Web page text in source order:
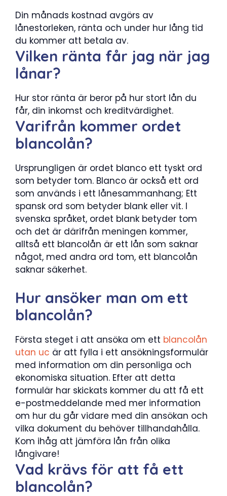
Din månads kostnad avgörs av
lånestorleken, ränta och under hur lång tid
du kommer att betala av.
Vilken ränta får jag när jag
lånar?
Hur stor ränta är beror på hur stort lån du
får, din inkomst och kreditvärdighet.
Varifrån kommer ordet
blancolån?
Ursprungligen är ordet blanco ett tyskt ord
som betyder tom. Blanco är också ett ord
som används i ett lånesammanhang; Ett
spansk ord som betyder blank eller vit. I
svenska språket, ordet blank betyder tom
och det är därifrån meningen kommer,
alltså ett blancolån är ett lån som saknar
något, med andra ord tom, ett blancolån
saknar säkerhet.
Hur ansöker man om ett
blancolån?
Första steget i att ansöka om ett blancolån
utan uc är att fylla i ett ansökningsformulär
med information om din personliga och
ekonomiska situation. Efter att detta
formulär har skickats kommer du att få ett
e-postmeddelande med mer information
om hur du går vidare med din ansökan och
vilka dokument du behöver tillhandahålla.
Kom ihåg att jämföra lån från olika
långivare!
Vad krävs för att få ett
blancolån?